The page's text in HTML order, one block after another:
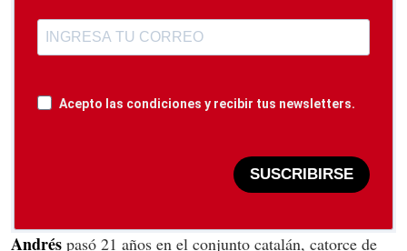
Acepto las condiciones y recibir tus newsletters.
SUSCRIBIRSE
Andrés pasó 21 años en el conjunto catalán, catorce de